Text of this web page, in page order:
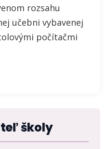
rozsahu
učebni vybavenej
počítačmi
školy